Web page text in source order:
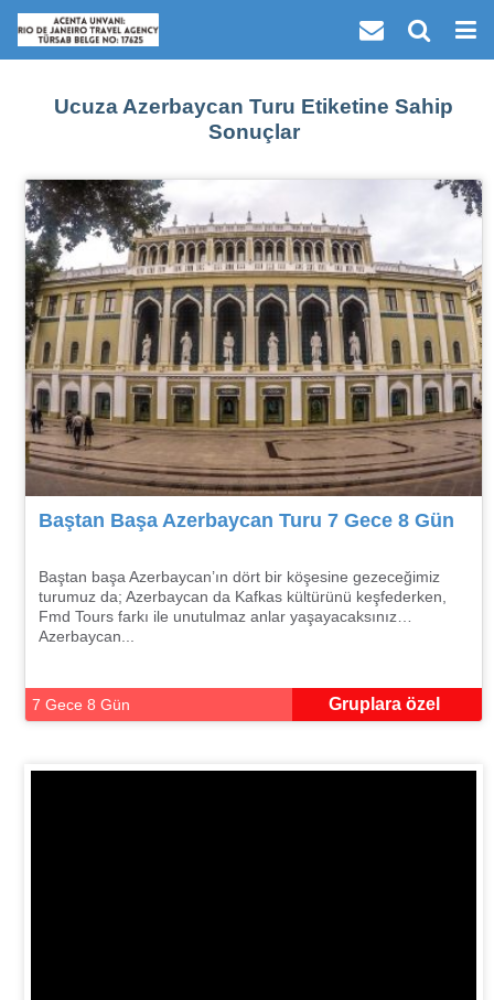
Ucuza Azerbaycan Turu Etiketine Sahip
Sonuçlar
Baştan Başa Azerbaycan Turu 7 Gece 8 Gün
Baştan başa Azerbaycan’ın dört bir köşesine gezeceğimiz
turumuz da; Azerbaycan da Kafkas kültürünü keşfederken,
Fmd Tours farkı ile unutulmaz anlar yaşayacaksınız…
Azerbaycan...
7 Gece 8 Gün Gruplara özel